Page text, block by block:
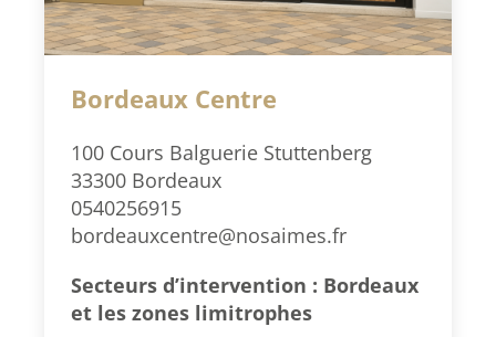
Bordeaux Centre
100 Cours Balguerie Stuttenberg
33300 Bordeaux
0540256915
bordeauxcentre@nosaimes.fr
Secteurs d’intervention : Bordeaux
et les zones limitrophes